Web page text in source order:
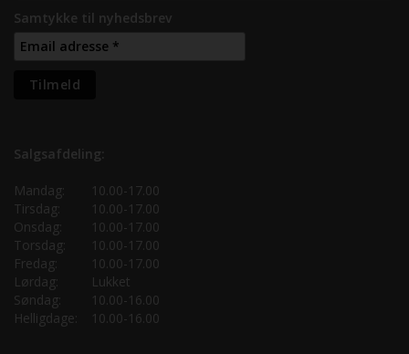
Samtykke til nyhedsbrev
Salgsafdeling:
Mandag:
10.00-17.00
Tirsdag:
10.00-17.00
Onsdag:
10.00-17.00
Torsdag:
10.00-17.00
Fredag:
10.00-17.00
Lørdag:
Lukket
Søndag:
10.00-16.00
Helligdage:
10.00-16.00